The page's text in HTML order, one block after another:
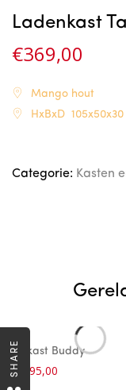
Ladenkast
SHARE
€369,00
Mango hout
HxBxD 105x50x30
Categorie: Kasten
Barkast Buddy
€1.295,00